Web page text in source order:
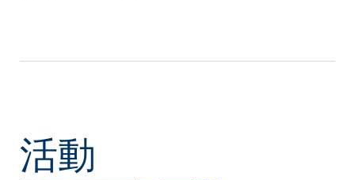
活動